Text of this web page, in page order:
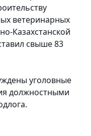
ветеринарных
Казахстанской
свыше 83
уголовные
должностными